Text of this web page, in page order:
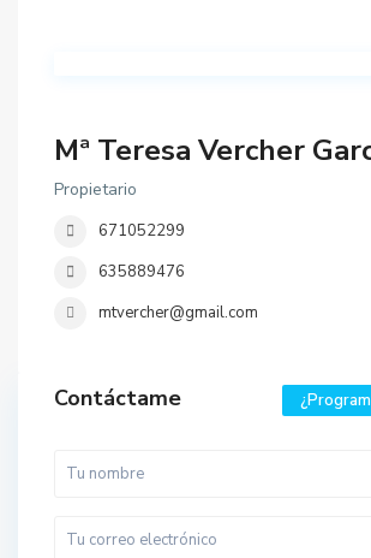
Mª Teresa Vercher
Propietario
671052299
635889476
mtvercher@gmail.com
Contáctame